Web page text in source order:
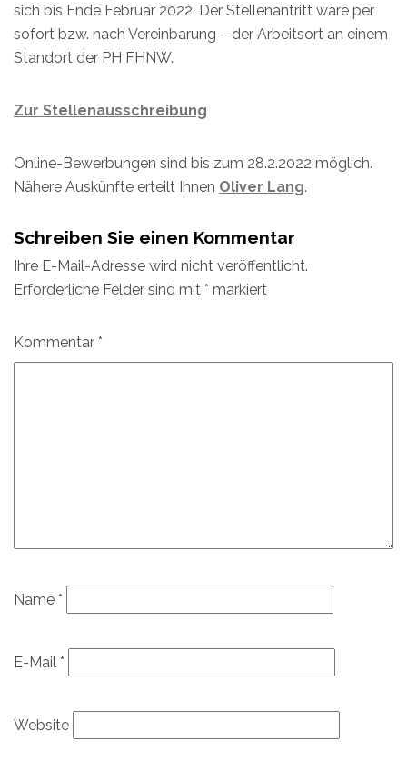
sich bis Ende Februar 2022. Der Stellenantritt wäre per
sofort bzw. nach Vereinbarung – der Arbeitsort an einem
Standort der PH FHNW.
Zur Stellenausschreibung
Online-Bewerbungen sind bis zum 28.2.2022 möglich.
Nähere Auskünfte erteilt Ihnen Oliver Lang.
Schreiben Sie einen Kommentar
Ihre E-Mail-Adresse wird nicht veröffentlicht.
Erforderliche Felder sind mit * markiert
Kommentar *
Name *
E-Mail *
Website